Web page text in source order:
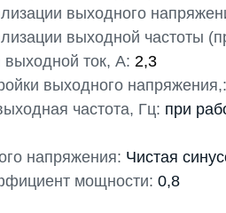
выходного
выходной частоты
ток, А: 2,3
выходного напряжения,:
частота, Гц: при
напряжения: Чистая
мощности: 0,8